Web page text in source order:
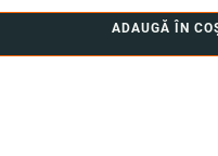
ADAUGĂ ÎN